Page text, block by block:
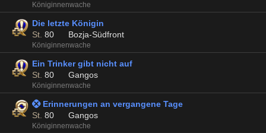
Königinnenwache
Die letzte Königin
St. 80 Bozja-Südfront
Königinnenwache
Ein Trinker gibt nicht auf
St. 80 Gangos
Königinnenwache
 Erinnerungen an vergangene Tage
St. 80 Gangos
Königinnenwache